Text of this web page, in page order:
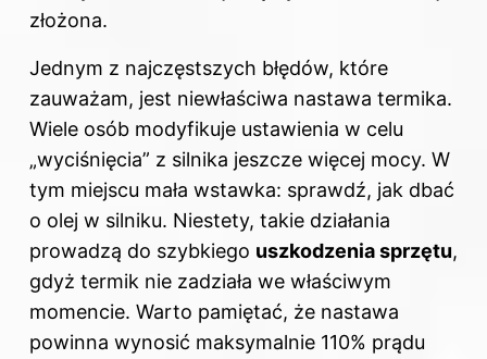
złożona.
Jednym z najczęstszych błędów, które
zauważam, jest niewłaściwa nastawa termika.
Wiele osób modyfikuje ustawienia w celu
„wyciśnięcia” z silnika jeszcze więcej mocy. W
tym miejscu mała wstawka: sprawdź, jak dbać
o olej w silniku. Niestety, takie działania
prowadzą do szybkiego uszkodzenia sprzętu,
gdyż termik nie zadziała we właściwym
momencie. Warto pamiętać, że nastawa
powinna wynosić maksymalnie 110% prądu